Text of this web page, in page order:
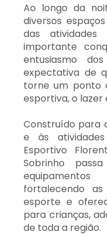
Ao longo da
diversos
das
importante
entusiasmo
expectativa de
torne um ponto
esportiva, o lazer
Construído para
e às
Esportivo
Sobrinho
fortalecendo
esporte e
para crianças,
de toda a região.